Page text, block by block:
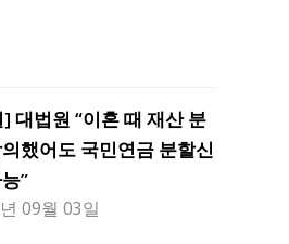
대법원 “이혼 때 재산 분
했어도 국민연금 분할신
”
09월 03일